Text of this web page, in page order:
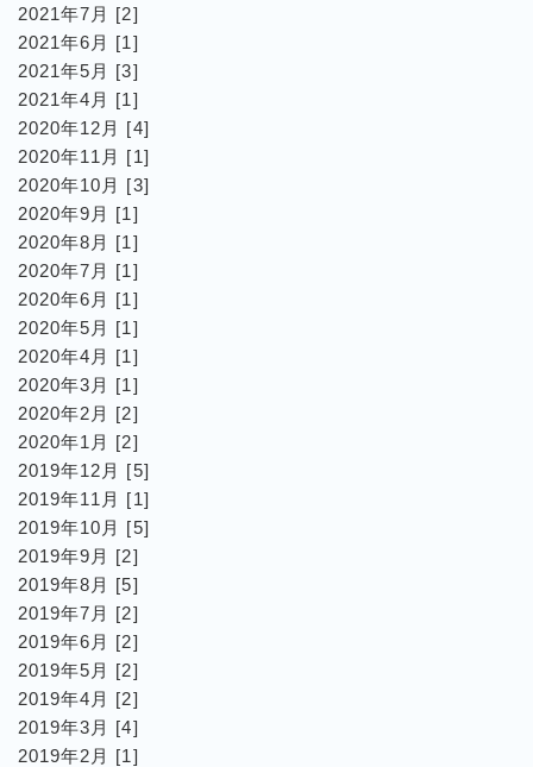
2021年7月 [2]
2021年6月 [1]
2021年5月 [3]
2021年4月 [1]
2020年12月 [4]
2020年11月 [1]
2020年10月 [3]
2020年9月 [1]
2020年8月 [1]
2020年7月 [1]
2020年6月 [1]
2020年5月 [1]
2020年4月 [1]
2020年3月 [1]
2020年2月 [2]
2020年1月 [2]
2019年12月 [5]
2019年11月 [1]
2019年10月 [5]
2019年9月 [2]
2019年8月 [5]
2019年7月 [2]
2019年6月 [2]
2019年5月 [2]
2019年4月 [2]
2019年3月 [4]
2019年2月 [1]